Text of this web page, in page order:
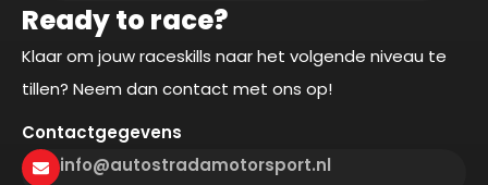
Ready to race?
Klaar om jouw raceskills naar het volgende niveau te
tillen? Neem dan contact met ons op!
Contactgegevens
info@autostradamotorsport.nl